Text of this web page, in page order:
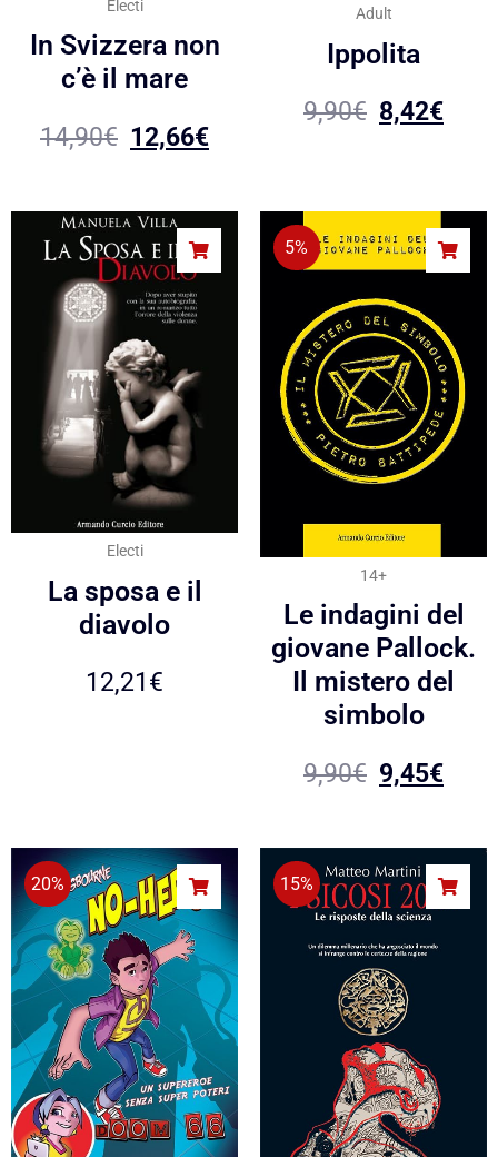
Electi
In Svizzera non
c’è il mare
14,90€ 12,66€
Adult
Ippolita
9,90€ 8,42€
Electi
La sposa e il
diavolo
12,21 €
5%
14+
Le indagini del
giovane Pallock.
Il mistero del
simbolo
9,90€ 9,45€
20% 15%